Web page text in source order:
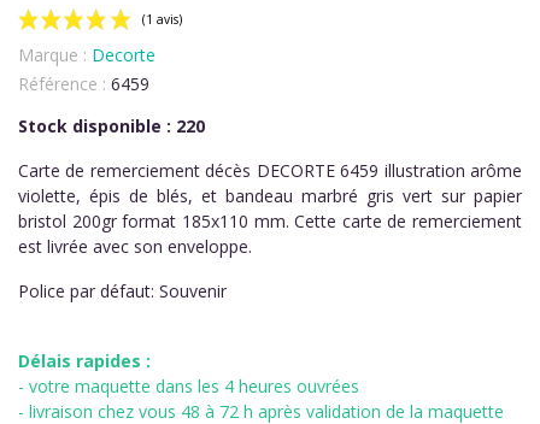
(1 avis)
Marque : Decorte
Référence : 6459
Stock disponible : 220
Carte de remerciement décès DECORTE 6459 illustration arôme
violette, épis de blés, et bandeau marbré gris vert sur papier
bristol 200gr format 185x110 mm. Cette carte de remerciement
est livrée avec son enveloppe.
Police par défaut: Souvenir
Délais rapides :
- votre maquette dans les 4 heures ouvrées
- livraison chez vous 48 à 72 h après validation de la maquette